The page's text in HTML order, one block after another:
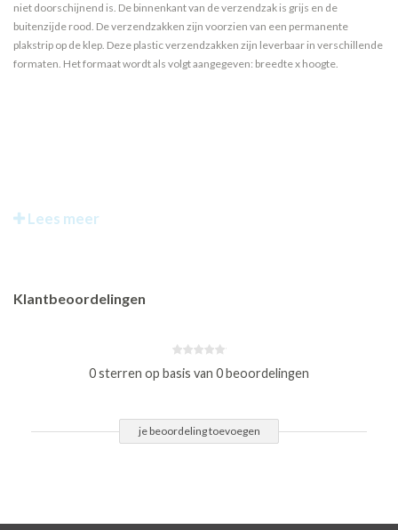
niet doorschijnend is. De binnenkant van de verzendzak is grijs en de
buitenzijde rood. De verzendzakken zijn voorzien van een permanente
plakstrip op de klep. Deze plastic verzendzakken zijn leverbaar in verschillende
formaten. Het formaat wordt als volgt aangegeven: breedte x hoogte.
Lees meer
Klantbeoordelingen
0 sterren op basis van 0 beoordelingen
je beoordeling toevoegen